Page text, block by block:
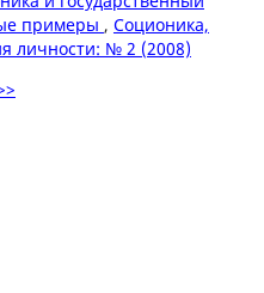
примеры , Соционика,
личности: № 2 (2008)